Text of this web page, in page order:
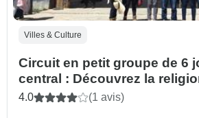
Villes & Culture
Circuit en petit groupe de 6
central : Découvrez la
culturels et les paysages
4.0 (1 avis)